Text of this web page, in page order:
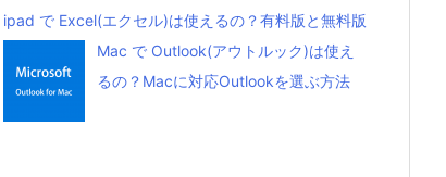
ipad で Excel(エクセル)は使えるの？有料版と無料版
Mac で Outlook(アウトルック)は使え
るの？Macに対応Outlookを選ぶ方法